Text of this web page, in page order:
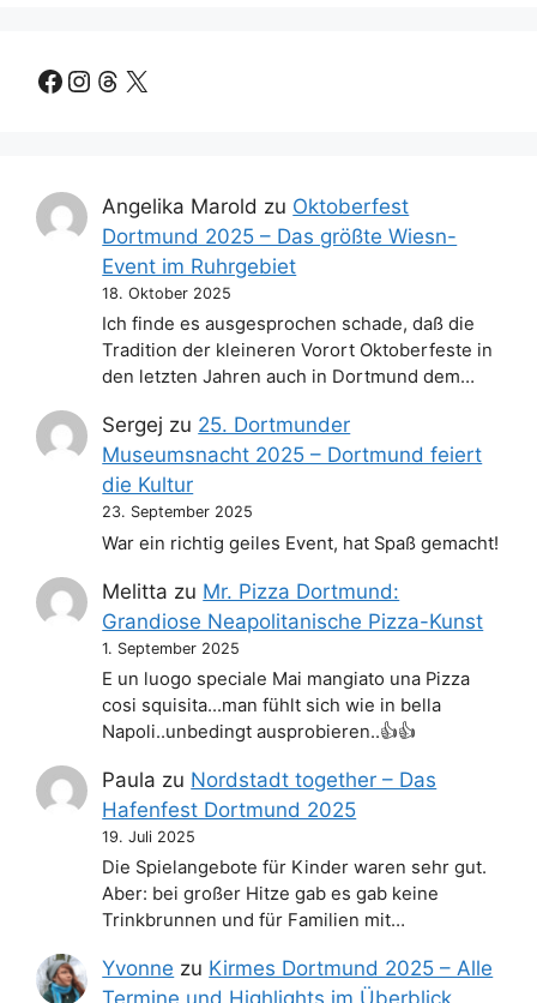
Facebook
Instagram
Threads
X
Angelika Marold zu Oktoberfest
Dortmund 2025 – Das größte Wiesn-
Event im Ruhrgebiet
18. Oktober 2025
Ich finde es ausgesprochen schade, daß die
Tradition der kleineren Vorort Oktoberfeste in
den letzten Jahren auch in Dortmund dem…
Sergej zu 25. Dortmunder
Museumsnacht 2025 – Dortmund feiert
die Kultur
23. September 2025
War ein richtig geiles Event, hat Spaß gemacht!
Melitta zu Mr. Pizza Dortmund:
Grandiose Neapolitanische Pizza-Kunst
1. September 2025
E un luogo speciale Mai mangiato una Pizza
cosi squisita...man fühlt sich wie in bella
Napoli..unbedingt ausprobieren..👍👍
Paula zu Nordstadt together – Das
Hafenfest Dortmund 2025
19. Juli 2025
Die Spielangebote für Kinder waren sehr gut.
Aber: bei großer Hitze gab es gab keine
Trinkbrunnen und für Familien mit…
Yvonne zu Kirmes Dortmund 2025 – Alle